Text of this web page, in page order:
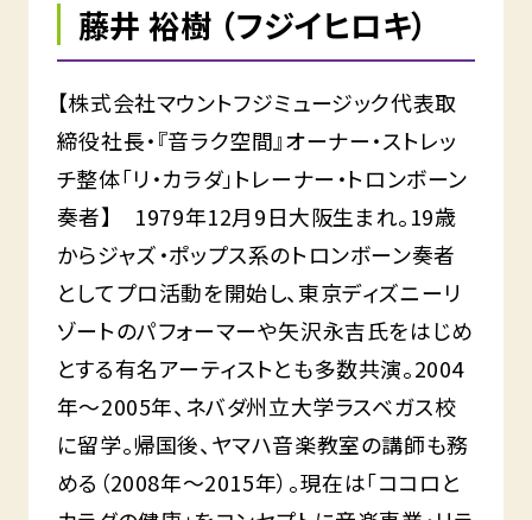
藤井 裕樹 （フジイヒロキ）
【株式会社マウントフジミュージック代表取
締役社長・『音ラク空間』オーナー・ストレッ
チ整体「リ・カラダ」トレーナー・トロンボーン
奏者】 1979年12月9日大阪生まれ。19歳
からジャズ・ポップス系のトロンボーン奏者
としてプロ活動を開始し、東京ディズニーリ
ゾートのパフォーマーや矢沢永吉氏をはじめ
とする有名アーティストとも多数共演。2004
年〜2005年、ネバダ州立大学ラスベガス校
に留学。帰国後、ヤマハ音楽教室の講師も務
める（2008年〜2015年）。現在は「ココロと